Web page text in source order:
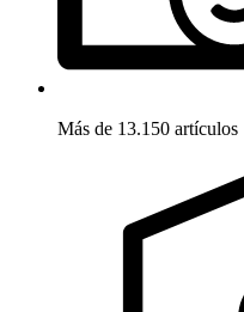
Más de 13.150 artículos